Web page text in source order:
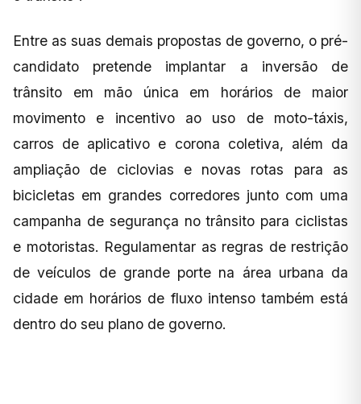
Entre as suas demais propostas de governo, o pré-
candidato pretende implantar a inversão de
trânsito em mão única em horários de maior
movimento e incentivo ao uso de moto-táxis,
carros de aplicativo e corona coletiva, além da
ampliação de ciclovias e novas rotas para as
bicicletas em grandes corredores junto com uma
campanha de segurança no trânsito para ciclistas
e motoristas. Regulamentar as regras de restrição
de veículos de grande porte na área urbana da
cidade em horários de fluxo intenso também está
dentro do seu plano de governo.